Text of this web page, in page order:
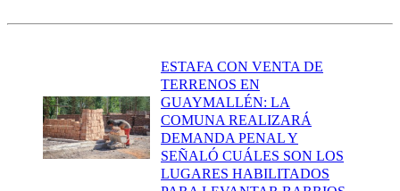
ESTAFA CON VENTA DE
TERRENOS EN
GUAYMALLÉN: LA
COMUNA REALIZARÁ
DEMANDA PENAL Y
SEÑALÓ CUÁLES SON LOS
LUGARES HABILITADOS